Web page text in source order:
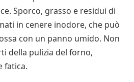
Sporco, grasso e residui di
in cenere inodore, che può
con un panno umido. Non
della pulizia del forno,
fatica.